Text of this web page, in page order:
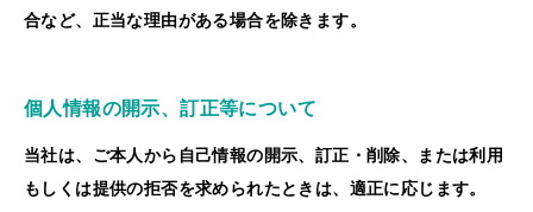
合など、正当な理由がある場合を除きます。
個人情報の開示、訂正等について
当社は、ご本人から自己情報の開示、訂正・削除、または利用
もしくは提供の拒否を求められたときは、適正に応じます。